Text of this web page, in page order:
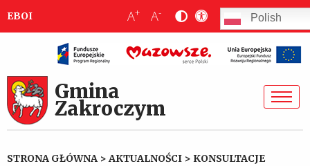
EBOI A+ A- Polish
Gmina
Zakroczym
STRONA GŁÓWNA >AKTUALNOŚCI > KONSULTACJE